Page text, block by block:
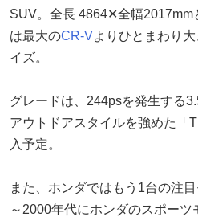
SUV。全長 4864✕全幅
は最大のCR-Vよりひとまわり
イズ。
グレードは、244psを発生する
アウトドアスタイルを強めた「
入予定。
また、ホンダではもう1台の注
～2000年代にホンダのスポー